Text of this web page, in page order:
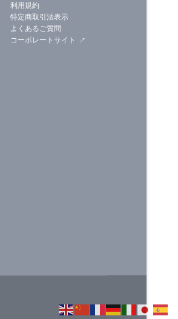
利用規約
特定商取引法表示
よくあるご質問
コーポレートサイト